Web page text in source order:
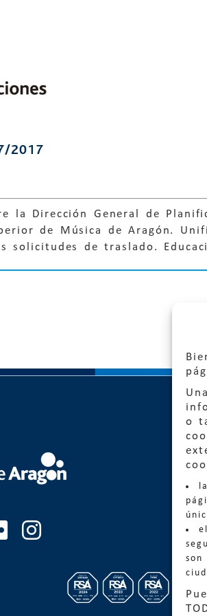
o
2017
la Dirección General de
de Música de Aragón.
solicitudes de traslado.